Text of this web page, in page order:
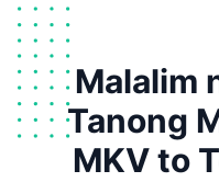
Malalim
Tanong
MKV to